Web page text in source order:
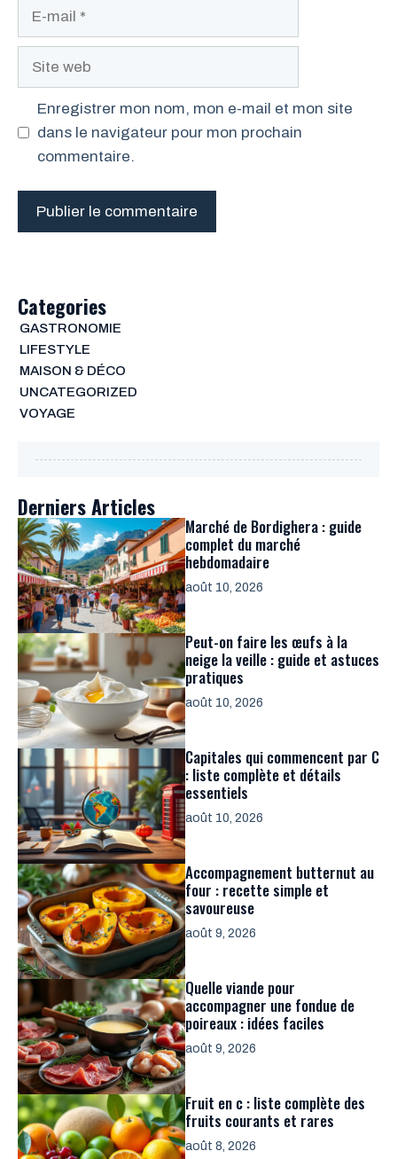
Enregistrer mon nom, mon e-mail et mon site
dans le navigateur pour mon prochain
commentaire.
Categories
GASTRONOMIE
LIFESTYLE
MAISON & DÉCO
UNCATEGORIZED
VOYAGE
Derniers Articles
Marché de Bordighera : guide
complet du marché
hebdomadaire
août 10, 2026
Peut-on faire les œufs à la
neige la veille : guide et astuces
pratiques
août 10, 2026
Capitales qui commencent par C
: liste complète et détails
essentiels
août 10, 2026
Accompagnement butternut au
four : recette simple et
savoureuse
août 9, 2026
Quelle viande pour
accompagner une fondue de
poireaux : idées faciles
août 9, 2026
Fruit en c : liste complète des
fruits courants et rares
août 8, 2026